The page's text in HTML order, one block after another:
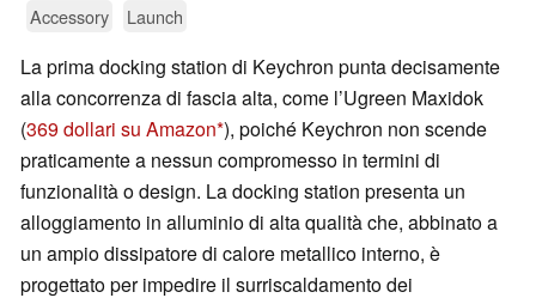
Accessory Launch
La prima docking station di Keychron punta decisamente
alla concorrenza di fascia alta, come l’Ugreen Maxidok
(369 dollari su Amazon ), poiché Keychron non scende
praticamente a nessun compromesso in termini di
funzionalità o design. La docking station presenta un
alloggiamento in alluminio di alta qualità che, abbinato a
un ampio dissipatore di calore metallico interno, è
progettato per impedire il surriscaldamento dei